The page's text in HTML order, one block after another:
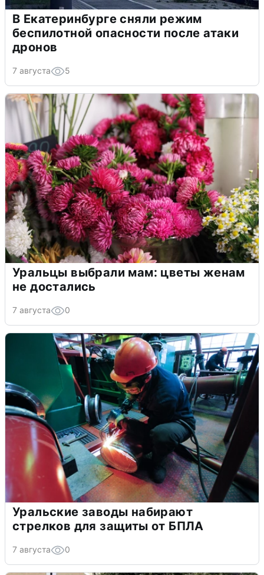
В Екатеринбурге сняли режим
беспилотной опасности после атаки
дронов
7 августа 5
Уральцы выбрали мам: цветы женам
не достались
7 августа 0
Уральские заводы набирают
стрелков для защиты от БПЛА
7 августа 0